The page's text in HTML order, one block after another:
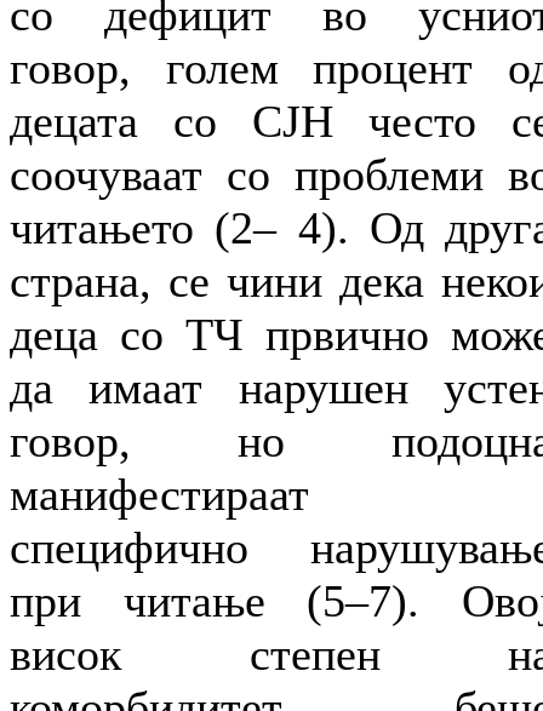
со дефицит во
говор, голем процент
децата со СЈН често
соочуваат со проблеми
читањето (2– 4). Од
страна, се чини дека
деца со ТЧ првично
да имаат нарушен
говор, но
манифестираат
специфично
при читање (5–7).
висок степен